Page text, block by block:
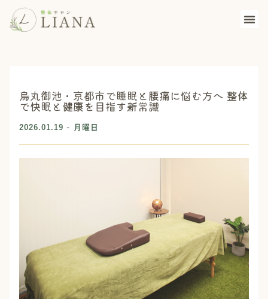
烏丸御池・京都市で睡眠と腰痛に悩む方へ 整体
で快眠と健康を目指す新常識
2026.01.19 - 月曜日